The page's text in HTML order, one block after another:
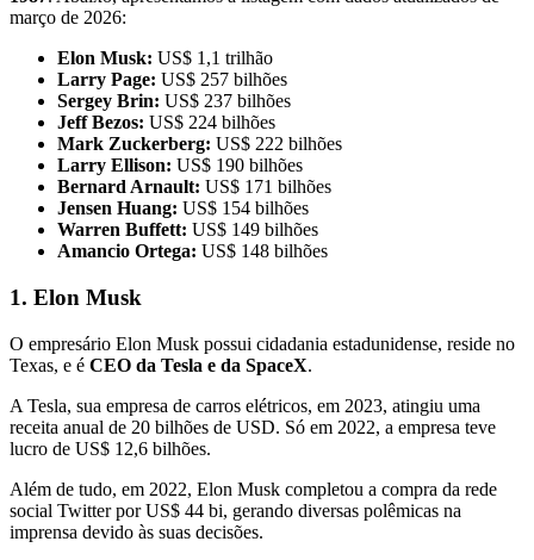
março de 2026:
Elon Musk: US$ 1,1 trilhão
Larry Page: US$ 257 bilhões
Sergey Brin: US$ 237 bilhões
Jeff Bezos: US$ 224 bilhões
Mark Zuckerberg: US$ 222 bilhões
Larry Ellison: US$ 190 bilhões
Bernard Arnault: US$ 171 bilhões
Jensen Huang: US$ 154 bilhões
Warren Buffett: US$ 149 bilhões
Amancio Ortega: US$ 148 bilhões
1. Elon Musk
O empresário Elon Musk possui cidadania estadunidense, reside no
Texas, e é CEO da Tesla e da SpaceX.
A Tesla, sua empresa de carros elétricos, em 2023, atingiu uma
receita anual de 20 bilhões de USD. Só em 2022, a empresa teve
lucro de US$ 12,6 bilhões.
Além de tudo, em 2022, Elon Musk completou a compra da rede
social Twitter por US$ 44 bi, gerando diversas polêmicas na
imprensa devido às suas decisões.